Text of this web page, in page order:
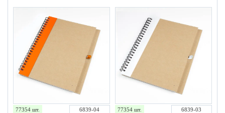
77354 шт. 6839-04 77354 шт. 6839-03